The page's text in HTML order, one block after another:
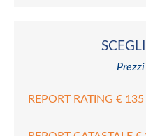
REPORT RATING € 135